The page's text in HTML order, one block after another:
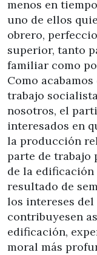
menos en
uno de ellos
obrero,
superior, tanto
familiar como
Como
trabajo
nosotros, el
interesados en
la producción
parte de trabajo
de la
resultado de
los intereses
contribuyesen
edificación,
moral más